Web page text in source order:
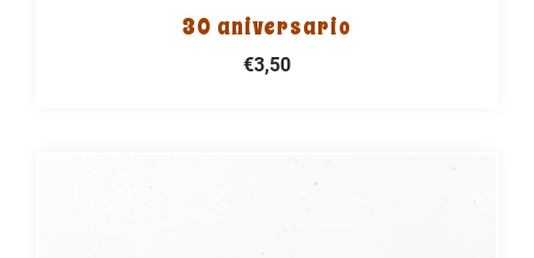
30 aniversario
€3,50